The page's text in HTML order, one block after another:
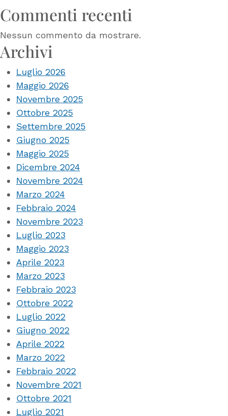
Bolgare:
un
Commenti recenti
Nessun commento da mostrare.
Archivi
Luglio 2026
Maggio 2026
Novembre 2025
Ottobre 2025
Settembre 2025
Giugno 2025
Maggio 2025
Dicembre 2024
Novembre 2024
Marzo 2024
Febbraio 2024
Novembre 2023
Luglio 2023
Maggio 2023
Aprile 2023
Marzo 2023
Febbraio 2023
Ottobre 2022
Luglio 2022
Giugno 2022
Aprile 2022
Marzo 2022
Febbraio 2022
Novembre 2021
Ottobre 2021
Luglio 2021